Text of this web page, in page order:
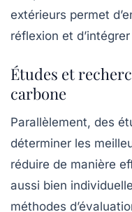
extérieurs permet
réflexion et
Études et
carbone
Parallèlement, des
déterminer les
réduire de manière
aussi bien
méthodes